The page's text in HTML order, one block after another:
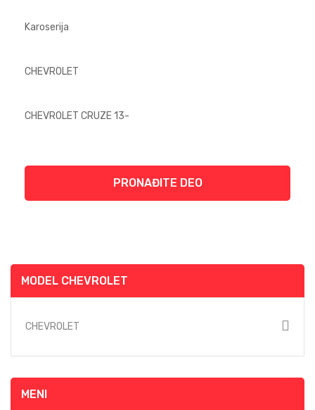
PRONAĐITE DEO
MODEL CHEVROLET
CHEVROLET
MENI